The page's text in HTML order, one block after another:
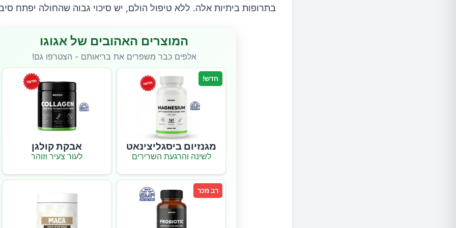
בתרופות ביתיות אלה. ללא טיפול הולם, יש סיכוי גבוה שהחולה יפתח
המוצרים האהובים של אגוגו
אלפים כבר משפרים את בריאותם - הצטרפו גם!
חדש!
מגנזיום ביסגליצינאט
לשינה והרגעת השרירים
אבקת קולגן
לעור צעיר וזוהר
רב מכר